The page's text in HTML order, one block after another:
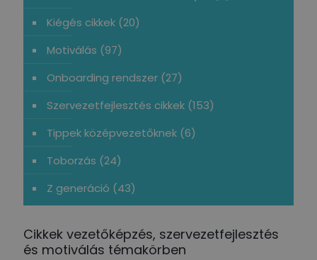
Kiégés cikkek (20)
Motiválás (97)
Onboarding rendszer (27)
Szervezetfejlesztés cikkek (153)
Tippek középvezetőknek (6)
Toborzás (24)
Z generáció (43)
Cikkek vezetőképzés, szervezetfejlesztés
és motiválás témakörben